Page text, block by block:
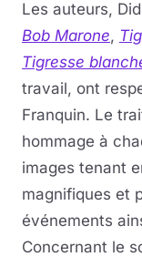
Les auteurs,
Bob Marone,
Tigresse
travail, ont
Franquin. Le
hommage à
images tenant
magnifiques et
événements
Concernant le